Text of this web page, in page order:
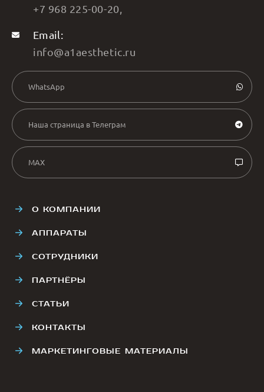
+7 968 225-00-20
Email:
info@a1aesthetic.ru
WhatsApp
Наша страница в Телеграм
MAX
О КОМПАНИИ
АППАРАТЫ
СОТРУДНИКИ
ПАРТНЁРЫ
СТАТЬИ
КОНТАКТЫ
МАРКЕТИНГОВЫЕ МАТЕРИАЛЫ